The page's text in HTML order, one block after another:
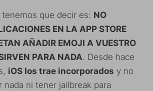
que decir es: NO
EN LA APP STORE
AÑADIR EMOJI A VUESTRO
PARA NADA. Desde hace
iOS los trae incorporados y no
nada ni tener jailbreak para